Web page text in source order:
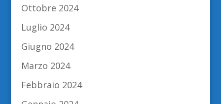
Ottobre 2024
Luglio 2024
Giugno 2024
Marzo 2024
Febbraio 2024